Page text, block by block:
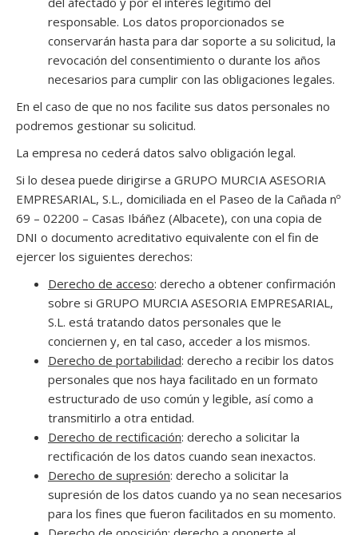
responsable. Los datos proporcionados se
conservarán hasta para dar soporte a su solicitud, la
revocación del consentimiento o durante los años
necesarios para cumplir con las obligaciones legales.
En el caso de que no nos facilite sus datos personales no
podremos gestionar su solicitud.
La empresa no cederá datos salvo obligación legal.
Si lo desea puede dirigirse a GRUPO MURCIA ASESORIA
EMPRESARIAL, S.L., domiciliada en el Paseo de la Cañada nº
69 – 02200 – Casas Ibáñez (Albacete), con una copia de
DNI o documento acreditativo equivalente con el fin de
ejercer los siguientes derechos:
Derecho de acceso: derecho a obtener confirmación
sobre si GRUPO MURCIA ASESORIA EMPRESARIAL,
S.L. está tratando datos personales que le
conciernen y, en tal caso, acceder a los mismos.
Derecho de portabilidad: derecho a recibir los datos
personales que nos haya facilitado en un formato
estructurado de uso común y legible, así como a
transmitirlo a otra entidad.
Derecho de rectificación: derecho a solicitar la
rectificación de los datos cuando sean inexactos.
Derecho de supresión: derecho a solicitar la
supresión de los datos cuando ya no sean necesarios
para los fines que fueron facilitados en su momento.